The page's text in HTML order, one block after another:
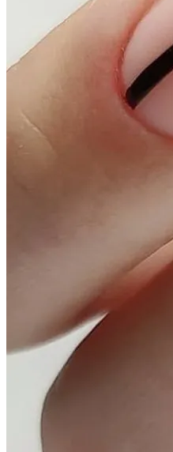
Раскрась
Принесет
Знаку
Тайна
Будет
Сергей
Суде И
Интеллекта